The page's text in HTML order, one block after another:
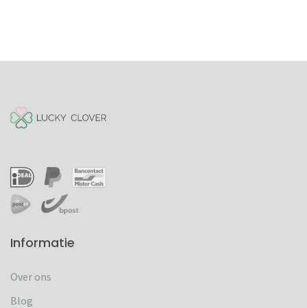
Informatie
Over ons
Blog